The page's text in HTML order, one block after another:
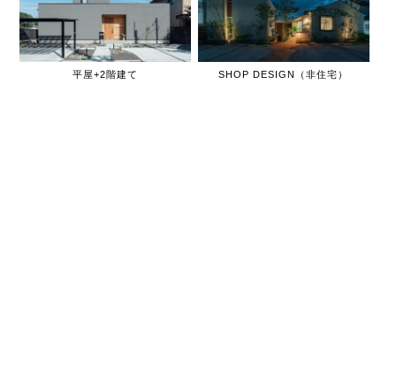
平屋+2階建て SHOP DESIGN（非住宅）